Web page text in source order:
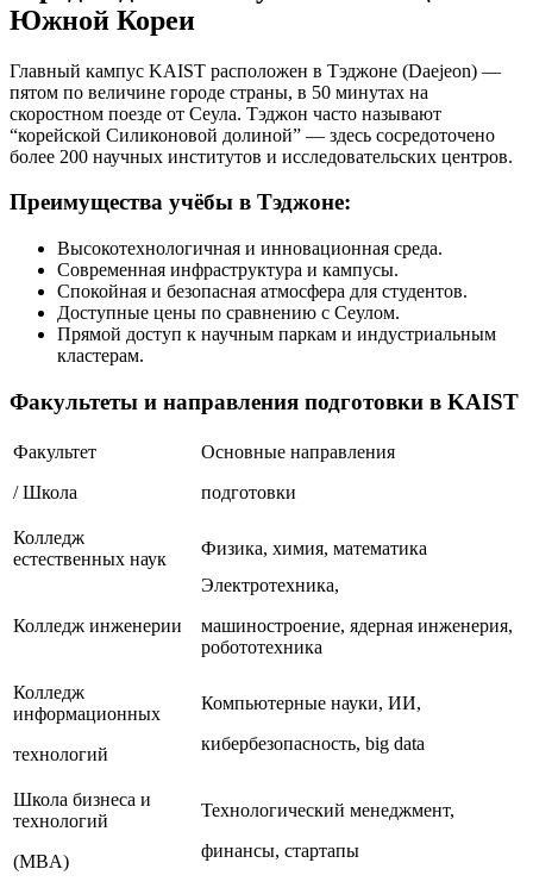
Южной Кореи
Главный кампус KAIST расположен в Тэджоне (Daejeon) —
пятом по величине городе страны, в 50 минутах на
скоростном поезде от Сеула. Тэджон часто называют
“корейской Силиконовой долиной” — здесь сосредоточено
более 200 научных институтов и исследовательских центров.
Преимущества учёбы в Тэджоне:
Высокотехнологичная и инновационная среда.
Современная инфраструктура и кампусы.
Спокойная и безопасная атмосфера для студентов.
Доступные цены по сравнению с Сеулом.
Прямой доступ к научным паркам и индустриальным
кластерам.
Факультеты и направления подготовки в KAIST
Факультет
/ Школа
Основные направления
подготовки
Колледж
естественных наук
Физика, химия, математика
Колледж инженерии
Электротехника,
машиностроение, ядерная инженерия,
робототехника
Колледж
информационных
технологий
Компьютерные науки, ИИ,
кибербезопасность, big data
Школа бизнеса и
технологий
(MBA)
Технологический менеджмент,
финансы, стартапы